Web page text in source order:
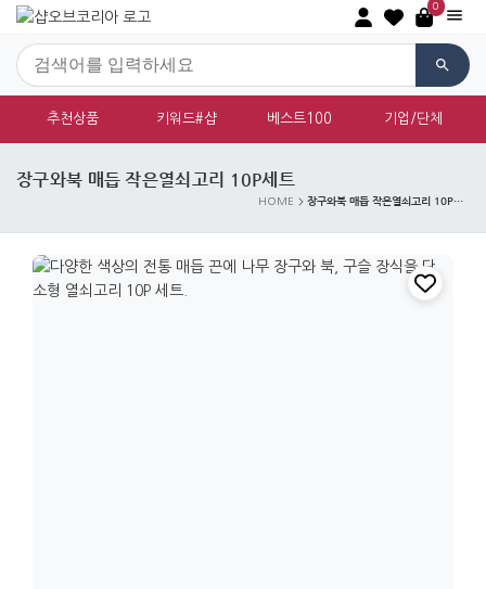
0
추천상품 키워드#샵 베스트100 기업/단체
장구와북 매듭 작은열쇠고리 10P세트
HOME 장구와북 매듭 작은열쇠고리 10P세트